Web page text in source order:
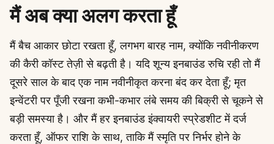
मैं अब क्या अलग करता हूँ
मैं बैच आकार छोटा रखता हूँ, लगभग बारह नाम, क्योंकि नवीनीकरण
की कैरी कॉस्ट तेज़ी से बढ़ती है। यदि शून्य इनबाउंड रुचि रही तो मैं
दूसरे साल के बाद एक नाम नवीनीकृत करना बंद कर देता हूँ; मृत
इन्वेंटरी पर पूँजी रखना कभी-कभार लंबे समय की बिक्री से चूकने से
बड़ी समस्या है। और मैं हर इनबाउंड इंक्वायरी स्प्रेडशीट में दर्ज
करता हूँ, ऑफर राशि के साथ, ताकि मैं स्मृति पर निर्भर होने के